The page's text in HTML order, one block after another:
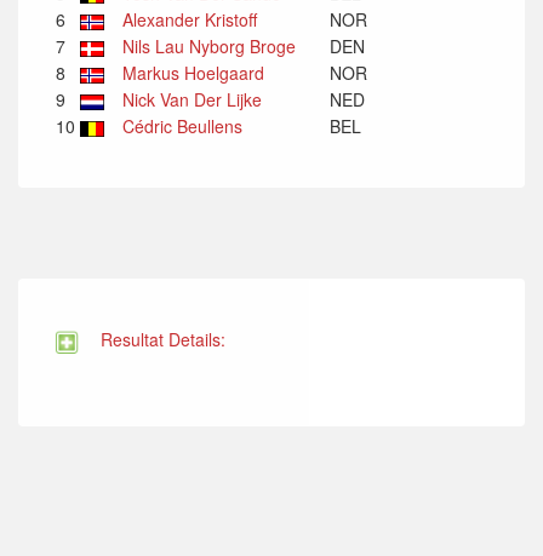
6
Alexander Kristoff
NOR
7
Nils Lau Nyborg Broge
DEN
8
Markus Hoelgaard
NOR
9
Nick Van Der Lijke
NED
10
Cédric Beullens BEL
Resultat Details: